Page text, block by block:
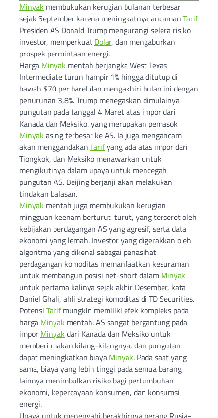
Minyak membukukan kerugian bulanan terbesar
sejak September karena meningkatnya ancaman Tarif
Presiden AS Donald Trump mengurangi selera risiko
investor, memperkuat Dolar, dan mengaburkan
prospek permintaan energi.
Harga Minyak mentah berjangka West Texas
Intermediate turun hampir 1% hingga ditutup di
bawah $70 per barel dan mengakhiri bulan ini dengan
penurunan 3,8%. Trump menegaskan dimulainya
pungutan pada tanggal 4 Maret atas impor dari
Kanada dan Meksiko, yang merupakan pemasok
Minyak asing terbesar ke AS. Ia juga mengancam
akan menggandakan Tarifyang ada atas impor dari
Tiongkok, dan Meksiko menawarkan untuk
mengikutinya dalam upaya untuk mencegah
pungutan AS. Beijing berjanji akan melakukan
tindakan balasan.
Minyak mentah juga membukukan kerugian
mingguan keenam berturut-turut, yang terseret oleh
kebijakan perdagangan AS yang agresif, serta data
ekonomi yang lemah. Investor yang digerakkan oleh
algoritma yang dikenal sebagai penasihat
perdagangan komoditas memanfaatkan kesuraman
untuk membangun posisi net-short dalam Minyak
untuk pertama kalinya sejak akhir Desember, kata
Daniel Ghali, ahli strategi komoditas di TD Securities.
Potensi Tarifmungkin memiliki efek kompleks pada
harga Minyak mentah. AS sangat bergantung pada
impor Minyak dari Kanada dan Meksiko untuk
memberi makan kilang-kilangnya, dan pungutan
dapat meningkatkan biaya Minyak. Pada saat yang
sama, biaya yang lebih tinggi pada semua barang
lainnya menimbulkan risiko bagi pertumbuhan
ekonomi, kepercayaan konsumen, dan konsumsi
energi.
Upaya untuk menengahi berakhirnya perang Rusia-